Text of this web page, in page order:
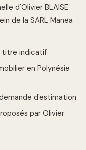
d'Olivier BLAISE
de la SARL Manea
titre indicatif
en Polynésie
d'estimation
par Olivier